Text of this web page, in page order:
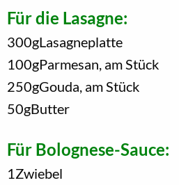
Für die Lasagne:
300gLasagneplatte
100gParmesan, am Stück
250gGouda, am Stück
50gButter
Für Bolognese-Sauce:
1 Zwiebel